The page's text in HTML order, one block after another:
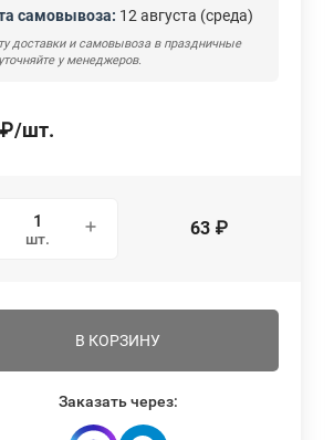
самовывоза: 12 августа (среда)
доставки и самовывоза в праздничные
у менеджеров.
₽/шт.
шт. 63 ₽
В КОРЗИНУ
Заказать через: